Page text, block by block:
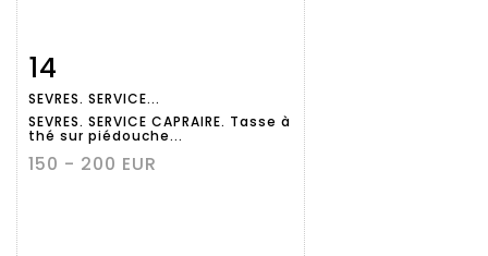
détaillée
14
SEVRES. SERVICE...
SEVRES. SERVICE CAPRAIRE. Tasse à
thé sur piédouche...
150 - 200 EUR